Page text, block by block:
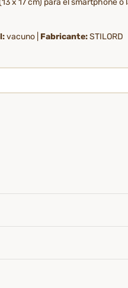
vacuno | Fabricante:STILORD